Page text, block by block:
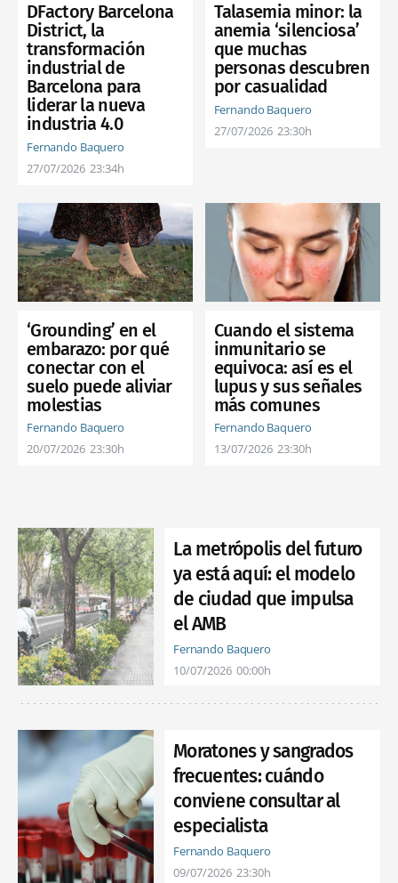
DFactory Barcelona
District, la
transformación
industrial de
Barcelona para
liderar la nueva
industria 4.0
Fernando Baquero
27/07/2026 23:34h
Talasemia minor: la
anemia ‘silenciosa’
que muchas
personas descubren
por casualidad
Fernando Baquero
27/07/2026 23:30h
‘Grounding’ en el
embarazo: por qué
conectar con el
suelo puede aliviar
molestias
Fernando Baquero
20/07/2026 23:30h
Cuando el sistema
inmunitario se
equivoca: así es el
lupus y sus señales
más comunes
Fernando Baquero
13/07/2026 23:30h
La metrópolis del futuro
ya está aquí: el modelo
de ciudad que impulsa
el AMB
Fernando Baquero
10/07/2026 00:00h
Moratones y sangrados
frecuentes: cuándo
conviene consultar al
especialista
Fernando Baquero
09/07/2026 23:30h